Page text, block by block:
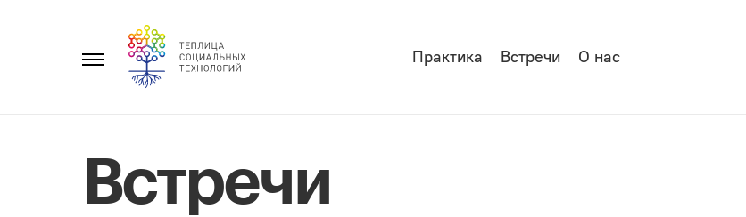
Главное
Практика Встречи О нас
Встречи